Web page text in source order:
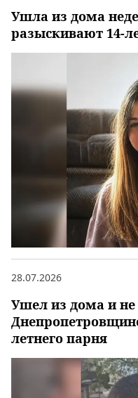
Ушла из дома
разыскивают 14-
Ушел из дома и не
летнего парня
28.07.2026